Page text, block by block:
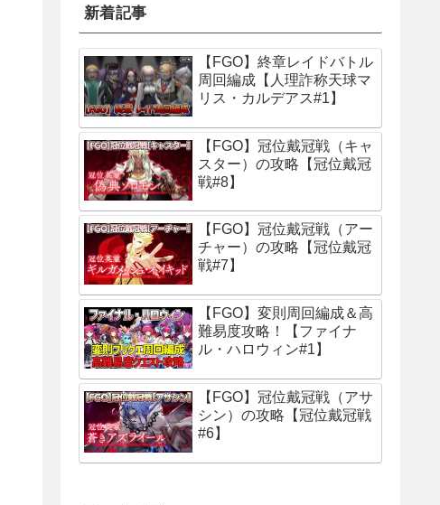
新着記事
【FGO】終章レイドバトル
周回編成【人理詐称天球マ
リス・カルデアス#1】
【FGO】冠位戴冠戦（キャ
スター）の攻略【冠位戴冠
戦#8】
【FGO】冠位戴冠戦（アー
チャー）の攻略【冠位戴冠
戦#7】
【FGO】変則周回編成＆高
難易度攻略！【ファイナ
ル・ハロウィン#1】
【FGO】冠位戴冠戦（アサ
シン）の攻略【冠位戴冠戦
#6】